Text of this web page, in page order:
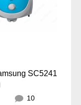
SC5241
10